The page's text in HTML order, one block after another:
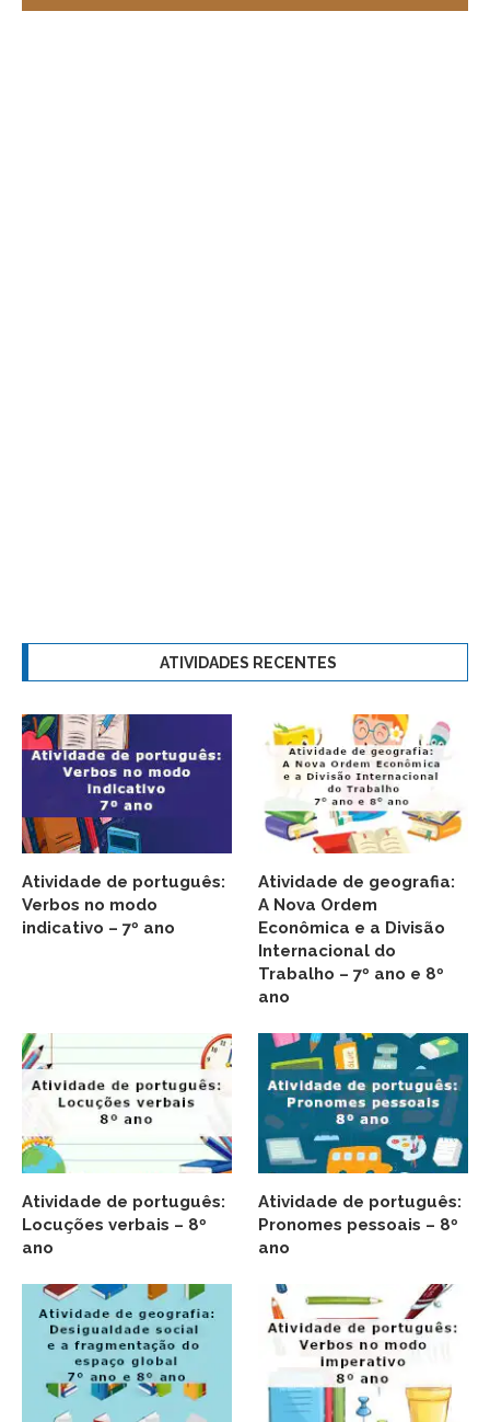
ATIVIDADES RECENTES
Atividade de português:
Verbos no modo
indicativo – 7º ano
Atividade de geografia:
A Nova Ordem
Econômica e a Divisão
Internacional do
Trabalho – 7º ano e 8º
ano
Atividade de português:
Locuções verbais – 8º
ano
Atividade de português:
Pronomes pessoais – 8º
ano